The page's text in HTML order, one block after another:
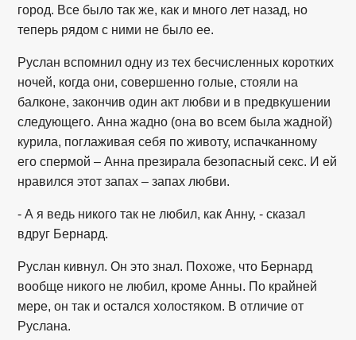
город. Все было так же, как и много лет назад, но
теперь рядом с ними не было ее.
Руслан вспомнил одну из тех бесчисленных коротких
ночей, когда они, совершенно голые, стояли на
балконе, закончив один акт любви и в предвкушении
следующего. Анна жадно (она во всем была жадной)
курила, поглаживая себя по животу, испачканному
его спермой – Анна презирала безопасный секс. И ей
нравился этот запах – запах любви.
- А я ведь никого так не любил, как Анну, - сказал
вдруг Бернард.
Руслан кивнул. Он это знал. Похоже, что Бернард
вообще никого не любил, кроме Анны. По крайней
мере, он так и остался холостяком. В отличие от
Руслана.